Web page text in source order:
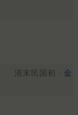
清末民国初 · 金